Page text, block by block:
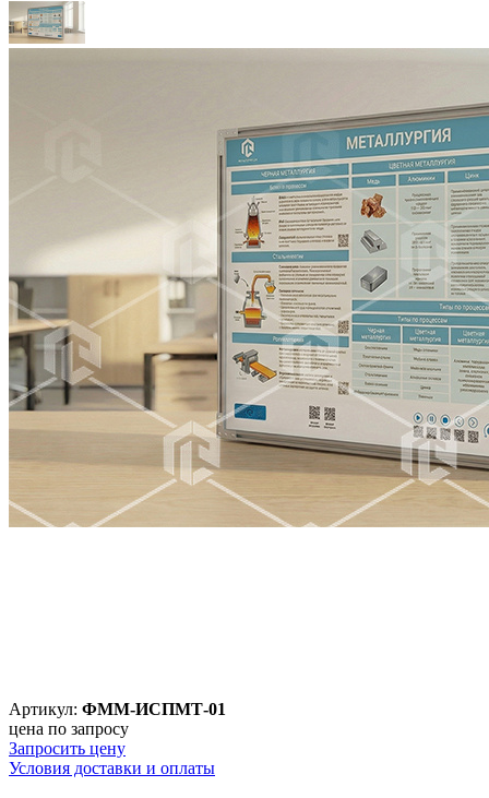
Артикул: ФММ-ИСПМТ-01
цена по запросу
Запросить цену
Условия доставки и оплаты